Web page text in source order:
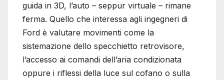
guida in 3D, l’auto – seppur virtuale – rimane
ferma. Quello che interessa agli ingegneri di
Ford è valutare movimenti come la
sistemazione dello specchietto retrovisore,
l’accesso ai comandi dell’aria condizionata
oppure i riflessi della luce sul cofano o sulla